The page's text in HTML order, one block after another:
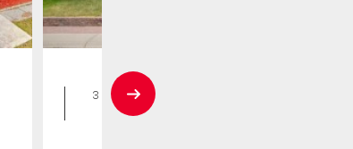
Maison
3 CAC , 3
SDB